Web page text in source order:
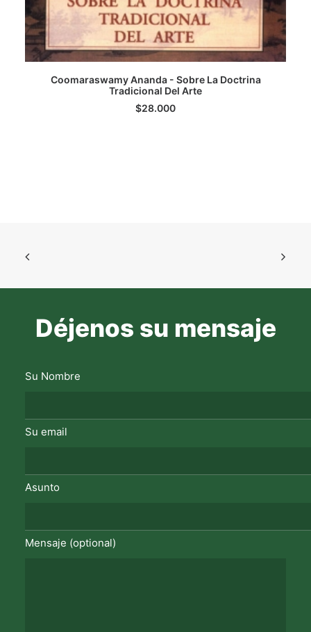
LEER MÁS
Coomaraswamy Ananda - Sobre La Doctrina
Tradicional Del Arte
$28.000
Déjenos su mensaje
Su Nombre
Su email
Asunto
Mensaje (optional)